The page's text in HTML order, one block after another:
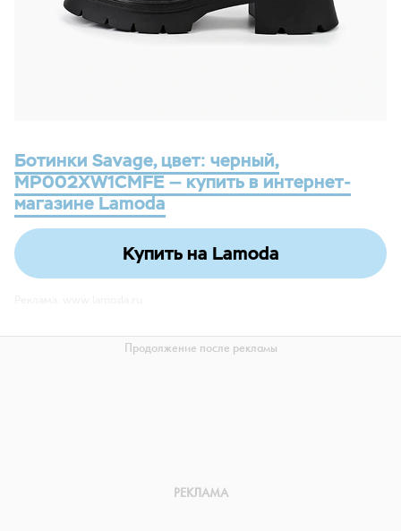
Ботинки Savage, цвет: черный,
MP002XW1CMFE — купить в интернет-
магазине Lamoda
Купить на Lamoda